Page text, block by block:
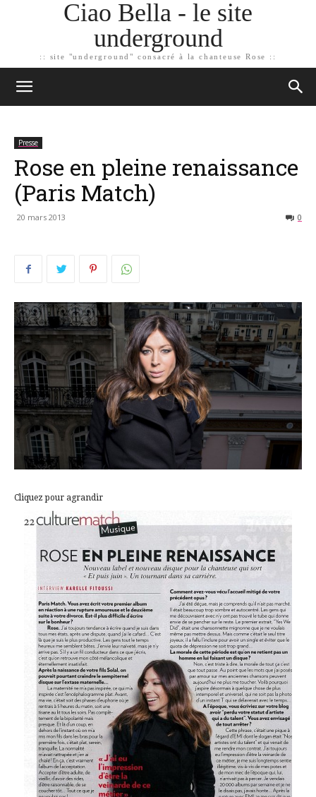
Ciao Bella - le site
underground
:: site "underground" consacré à la chanteuse Rose ::
Presse
Rose en pleine renaissance
(Paris Match)
20 mars 2013 0
Cliquez pour agrandir